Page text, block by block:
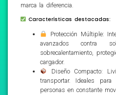
marca la diferencia.
Características destacadas:
Protección Múltiple:
avanzados contra
sobrecalentamiento,
cargador.
Diseño Compacto:
transportar. Ideales
personas en constante